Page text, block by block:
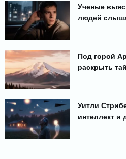
Ученые
людей
Под горой
раскрыть
Уитли
интеллект